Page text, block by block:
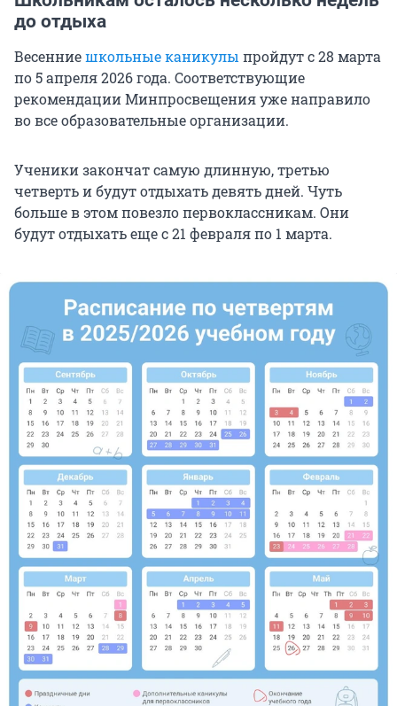
до отдыха
Весенниешкольные каникулы пройдут с 28 марта
по 5 апреля 2026 года. Соответствующие
рекомендации Минпросвещения уже направило
во все образовательные организации.
Ученики закончат самую длинную, третью
четверть и будут отдыхать девять дней. Чуть
больше в этом повезло первоклассникам. Они
будут отдыхать еще с 21 февраля по 1 марта.